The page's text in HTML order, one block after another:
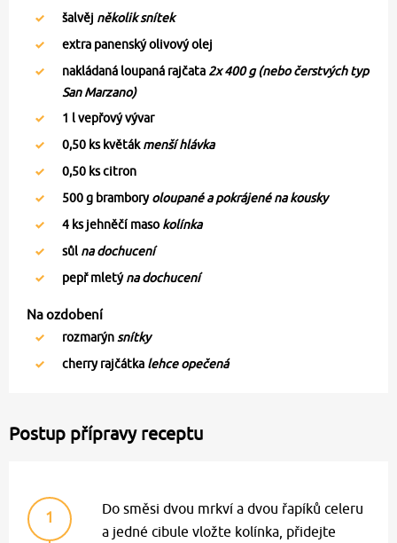
šalvěj několik snítek
extra panenský olivový olej
nakládaná loupaná rajčata 2x 400 g (nebo čerstvých typ
San Marzano)
1 l vepřový vývar
0,50 ks květákmenší hlávka
0,50 ks citron
500g bramboryoloupané a pokrájené na kousky
4 ks jehněčí maso kolínka
sůl na dochucení
pepř mletýna dochucení
Na ozdobení
rozmarýn snítky
cherry rajčátka lehce opečená
Postup přípravy receptu
1
Do směsi dvou mrkví a dvou řapíků celeru
a jedné cibule vložte kolínka, přidejte